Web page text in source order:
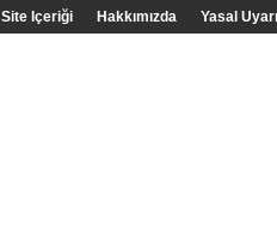
Site Içeriği Hakkımızda Yasal Uyarı